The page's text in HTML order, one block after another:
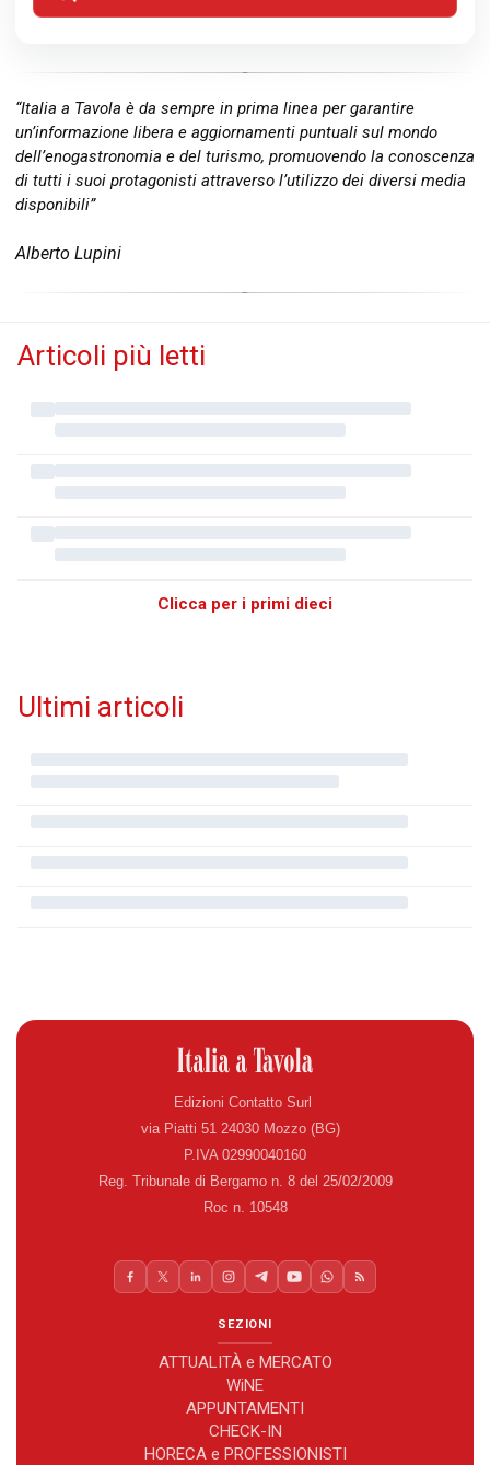
“Italia a Tavola è da sempre in prima linea per garantire
un’informazione libera e aggiornamenti puntuali sul mondo
dell’enogastronomia e del turismo, promuovendo la conoscenza
di tutti i suoi protagonisti attraverso l’utilizzo dei diversi media
disponibili”
Alberto Lupini
Articoli più letti
Clicca per i primi dieci
Ultimi articoli
Edizioni Contatto Surl
via Piatti 51 24030 Mozzo (BG)
P.IVA 02990040160
Reg. Tribunale di Bergamo n. 8 del 25/02/2009
Roc n. 10548
SEZIONI
ATTUALITÀ e MERCATO
WiNE
APPUNTAMENTI
CHECK-IN
HORECA e PROFESSIONISTI